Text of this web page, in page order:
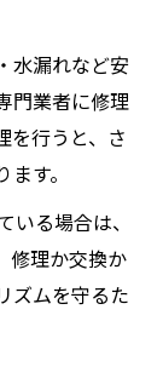
水漏れなど安
門業者に修理
を行うと、さ
す。
る場合は、
修理か交換か
ズムを守るた